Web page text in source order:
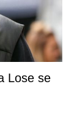
Lose se